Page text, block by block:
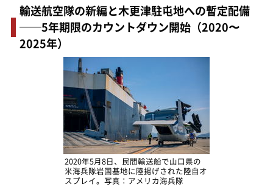
輸送航空隊の新編と木更津駐屯地への暫定配備
──5年期限のカウントダウン開始（2020〜
2025年）
2020年5月8日、民間輸送船で山口県の
米海兵隊岩国基地に陸揚げされた陸自オ
スプレイ。写真：アメリカ海兵隊